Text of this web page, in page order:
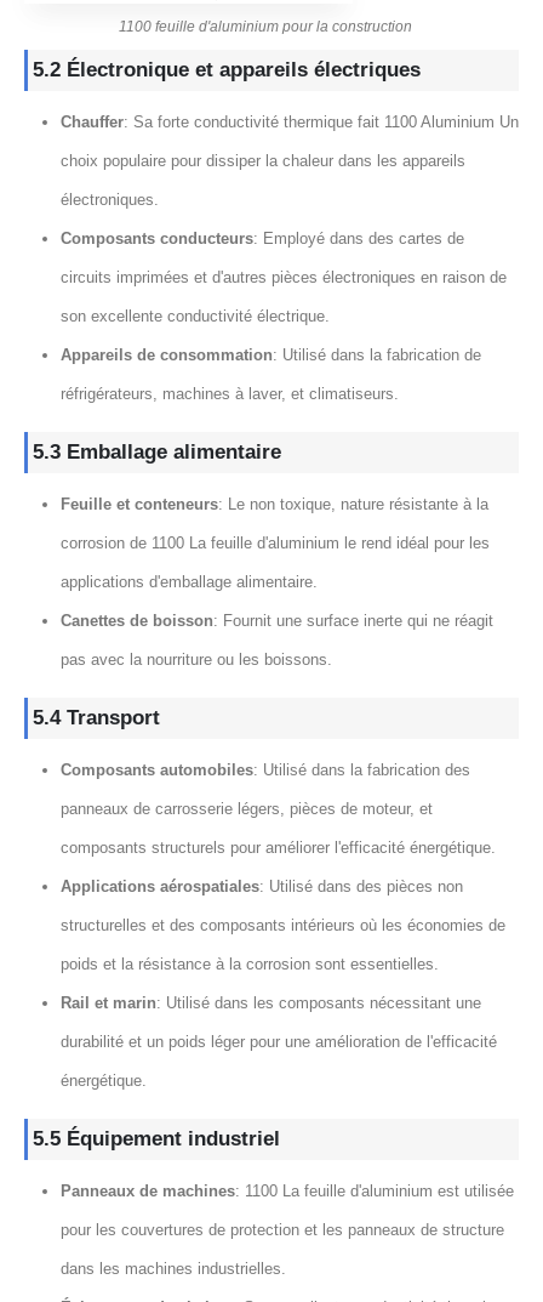
1100 feuille d'aluminium pour la construction
5.2 Électronique et appareils électriques
Chauffer: Sa forte conductivité thermique fait 1100 Aluminium Un
choix populaire pour dissiper la chaleur dans les appareils
électroniques.
Composants conducteurs: Employé dans des cartes de
circuits imprimées et d'autres pièces électroniques en raison de
son excellente conductivité électrique.
Appareils de consommation: Utilisé dans la fabrication de
réfrigérateurs, machines à laver, et climatiseurs.
5.3 Emballage alimentaire
Feuille et conteneurs: Le non toxique, nature résistante à la
corrosion de 1100 La feuille d'aluminium le rend idéal pour les
applications d'emballage alimentaire.
Canettes de boisson: Fournit une surface inerte qui ne réagit
pas avec la nourriture ou les boissons.
5.4 Transport
Composants automobiles: Utilisé dans la fabrication des
panneaux de carrosserie légers, pièces de moteur, et
composants structurels pour améliorer l'efficacité énergétique.
Applications aérospatiales: Utilisé dans des pièces non
structurelles et des composants intérieurs où les économies de
poids et la résistance à la corrosion sont essentielles.
Rail et marin: Utilisé dans les composants nécessitant une
durabilité et un poids léger pour une amélioration de l'efficacité
énergétique.
5.5 Équipement industriel
Panneaux de machines: 1100 La feuille d'aluminium est utilisée
pour les couvertures de protection et les panneaux de structure
dans les machines industrielles.